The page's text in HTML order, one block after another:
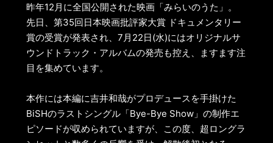
昨年12月に全国公開された映画「みらいのうた」。
先日、第35回日本映画批評家大賞 ドキュメンタリー
賞の受賞が発表され、7月22日(水)にはオリジナルサ
ウンドトラック・アルバムの発売も控え、ますます注
目を集めています。
本作には本編に吉井和哉がプロデュースを手掛けた
BiSHのラストシングル「Bye-Bye Show」の制作エ
ピソードが収められていますが、この度、超ロングラ